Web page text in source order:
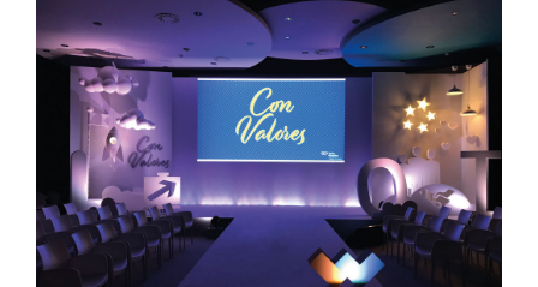
Proyectos
Blog
Contacto
Tienda online